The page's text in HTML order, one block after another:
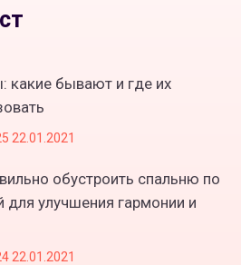
какие бывают и где их
22.01.2021
обустроить спальню по
для улучшения гармонии и
22.01.2021